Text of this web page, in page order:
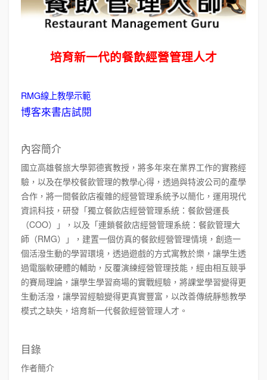
培育新一代的餐飲經營管理人才
RMG線上教學示範
博客來書店試閱
內容簡介
國立高雄餐旅大學郭德賓教授，將多年來在業界工作的實務經
驗，以及在學校餐飲管理的教學心得，透過與特波公司的產學
合作，將一間餐飲店複雜的經營管理系統予以簡化，運用現代
資訊科技，研發「獨立餐飲店經營管理系統：餐飲營運長
（COO）」，以及「連鎖餐飲店經營管理系統：餐飲管理大
師（RMG）」，建置一個仿真的餐飲經營管理情境，創造一
個活潑生動的學習環境，透過遊戲的方式寓教於樂，讓學生透
過電腦軟硬體的輔助，反覆演練經營管理技能，經由相互競爭
的賽局理論，讓學生學習商場的實戰經驗，將課堂學習變得更
生動活潑，讓學習經驗變得更真實豐富，以改善傳統靜態教學
模式之缺失，培育新一代餐飲經營管理人才。
目錄
作者簡介